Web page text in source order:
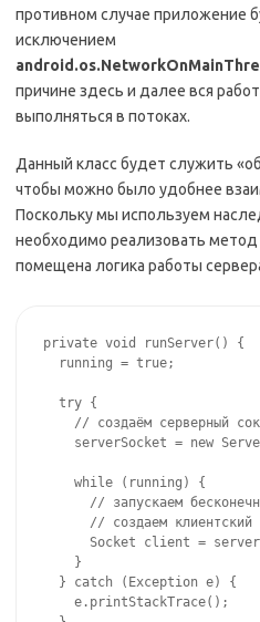
противном случае приложение
исключением
причине здесь и далее вся
выполняться в потоках.
Данный класс будет служить
чтобы можно было удобнее
Поскольку мы используем
необходимо реализовать метод
помещена логика работы
private void runServer() {
  running = true;
  try {
// создаём серверный
serverSocket = new
    while (running) {
// запускаем
// создаем клиентский
Socket client =
    }
  } catch (Exception e) {
    e.printStackTrace();